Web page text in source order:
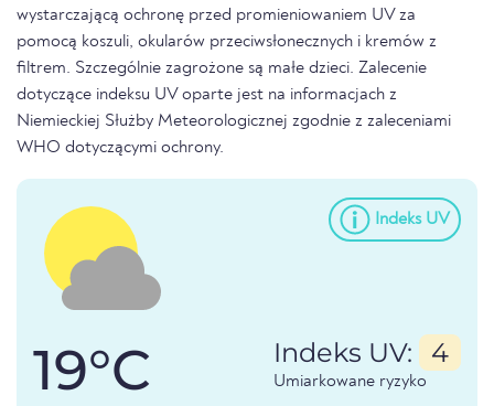
wystarczającą ochronę przed promieniowaniem UV za
pomocą koszuli, okularów przeciwsłonecznych i kremów z
filtrem. Szczególnie zagrożone są małe dzieci. Zalecenie
dotyczące indeksu UV oparte jest na informacjach z
Niemieckiej Służby Meteorologicznej zgodnie z zaleceniami
WHO dotyczącymi ochrony.
Indeks UV
19°C Indeks UV: 4
Umiarkowane ryzyko